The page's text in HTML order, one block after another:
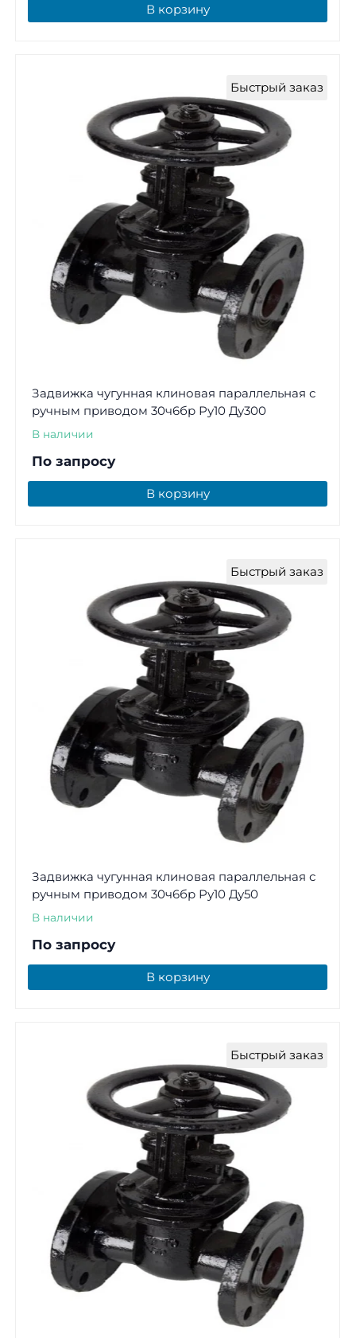
В корзину
Быстрый заказ
Задвижка чугунная клиновая параллельная с
ручным приводом 30ч6бр Ру10 Ду300
В наличии
По запросу
В корзину
Быстрый заказ
Задвижка чугунная клиновая параллельная с
ручным приводом 30ч6бр Ру10 Ду50
В наличии
По запросу
В корзину
Быстрый заказ